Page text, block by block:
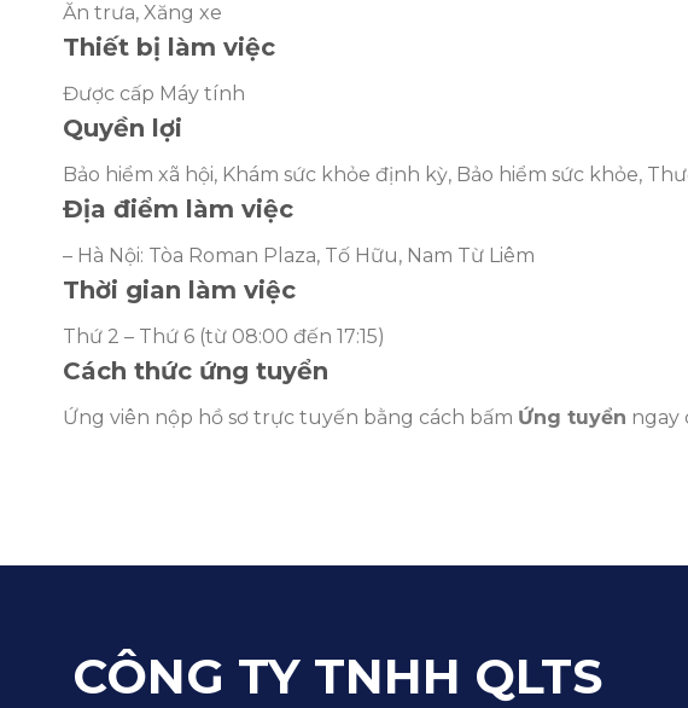
Ăn trưa, Xăng xe
Thiết bị làm việc
Được cấp Máy tính
Quyền lợi
Bảo hiểm xã hội, Khám sức khỏe định kỳ, Bảo hiểm sức khỏe,
Địa điểm làm việc
– Hà Nội: Tòa Roman Plaza, Tố Hữu, Nam Từ Liêm
Thời gian làm việc
Thứ 2 – Thứ 6 (từ 08:00 đến 17:15)
Cách thức ứng tuyển
Ứng viên nộp hồ sơ trực tuyến bằng cách bấm Ứng tuyển ngay
CÔNG TY TNHH QLTS